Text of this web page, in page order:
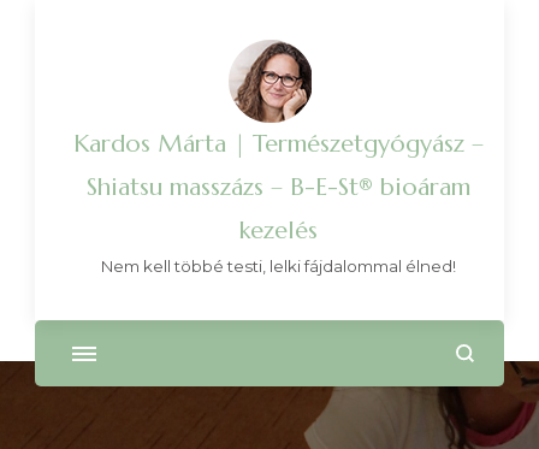
Kardos Márta | Természetgyógyász –
Shiatsu masszázs – B-E-St® bioáram
kezelés
Nem kell többé testi, lelki fájdalommal élned!